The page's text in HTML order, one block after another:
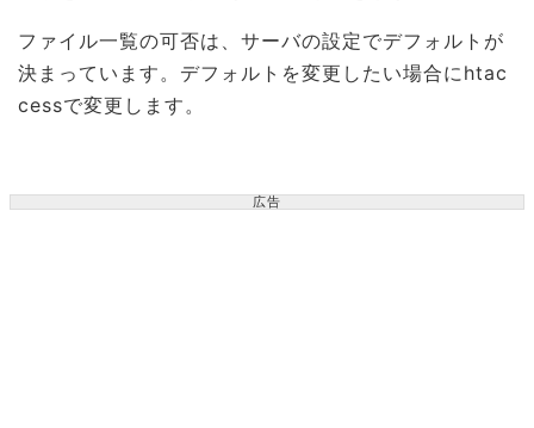
ファイル一覧の可否は、サーバの設定でデフォルトが
決まっています。デフォルトを変更したい場合にhtac
cessで変更します。
広告